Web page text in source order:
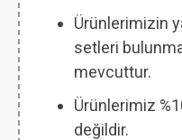
Ürünlerimizin
setleri
mevcuttur.
Ürünlerimiz
değildir.